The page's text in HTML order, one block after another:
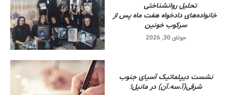
تحلیل روانشناختی
خانواده‌های دادخواه هفت ماه پس از
سرکوب خونین
جولای 30, 2026
نشست دیپلماتیک آسیای جنوب
شرقی‌(آ.سه.آن) در مانیل!